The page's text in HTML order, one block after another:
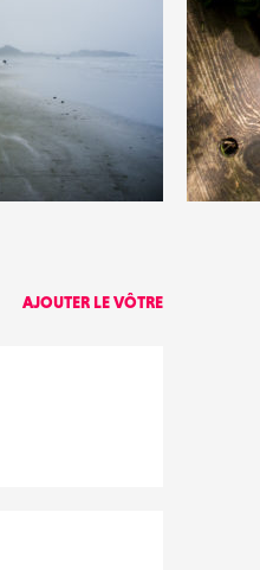
11
AJOUTER LE VÔTRE